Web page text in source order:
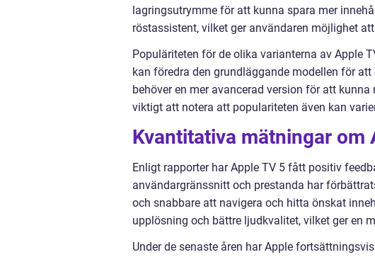
lagringsutrymme för att kunna spara mer
röstassistent, vilket ger användaren möjlighet
Populäriteten för de olika varianterna av Apple
kan föredra den grundläggande modellen för
behöver en mer avancerad version för att
viktigt att notera att populariteten även kan
Kvantitativa mätningar om
Enligt rapporter har Apple TV 5 fått positiv
användargränssnitt och prestanda har
och snabbare att navigera och hitta önskat
upplösning och bättre ljudkvalitet, vilket ger en
Under de senaste åren har Apple